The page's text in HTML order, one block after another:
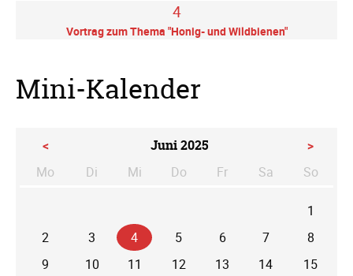
4
Vortrag zum Thema "Honig- und Wildbienen"
Mini-Kalender
< Juni 2025
>
Mo
Di enstag
Mi ttwoch
Do nnerstag
Fr Sa mstagSo
1
2
3 4 5 6 7
8
9
10 11 12 13 14
15